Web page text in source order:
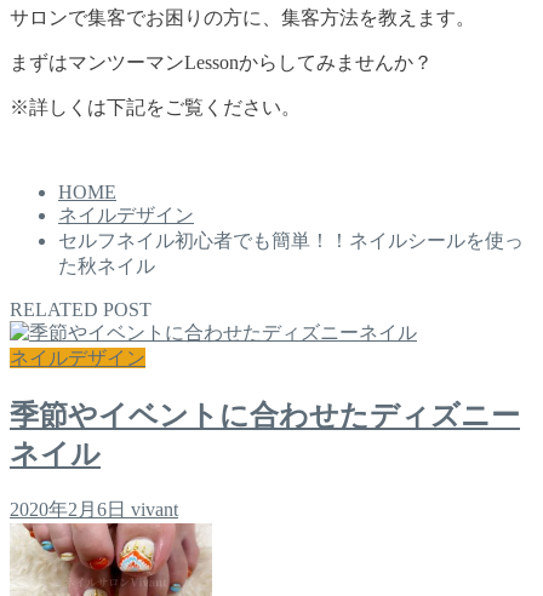
サロンで集客でお困りの方に、集客方法を教えます。
まずはマンツーマンLessonからしてみませんか？
※詳しくは下記をご覧ください。
HOME
ネイルデザイン
セルフネイル初心者でも簡単！！ネイルシールを使っ
た秋ネイル
RELATED POST
ネイルデザイン
季節やイベントに合わせたディズニー
ネイル
2020年2月6日 vivant